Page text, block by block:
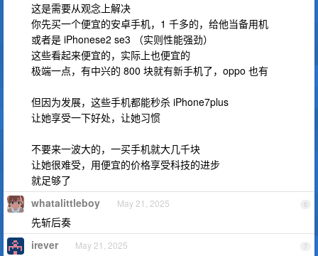
这是需要从观念上解决
你先买一个便宜的安卓手机，1 千多的，给他当备用机
或者是 iPhonese2 se3 （实则性能强劲）
这些看起来便宜的，实际上也便宜的
极端一点，有中兴的 800 块就有新手机了，oppo 也有
但因为发展，这些手机都能秒杀 iPhone7plus
让她享受一下好处，让她习惯
不要来一波大的，一买手机就大几千块
让她很难受，用便宜的价格享受科技的进步
就足够了
6
whatalittleboy May 21, 2025
先斩后奏
7
irever May 21, 2025